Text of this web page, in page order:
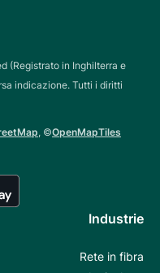
(Registrato in Inghilterra e
indicazione. Tutti i diritti
, ©OpenMapTiles
Industrie
Rete in fibra